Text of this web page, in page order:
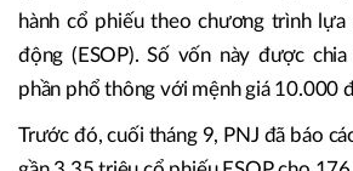
hành cổ phiếu theo chương trình
động (ESOP). Số vốn này được
phần phổ thông với mệnh giá 10.000
Trước đó, cuối tháng 9, PNJ đã báo